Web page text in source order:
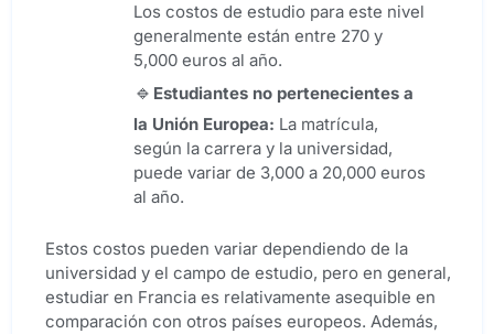
Los costos de estudio para este nivel
generalmente están entre 270 y
5,000 euros al año.
Estudiantes no pertenecientes a
la Unión Europea: La matrícula,
según la carrera y la universidad,
puede variar de 3,000 a 20,000 euros
al año.
Estos costos pueden variar dependiendo de la
universidad y el campo de estudio, pero en general,
estudiar en Francia es relativamente asequible en
comparación con otros países europeos. Además,